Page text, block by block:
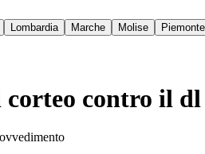
Lombardia Marche Molise Piemonte
contro il dl